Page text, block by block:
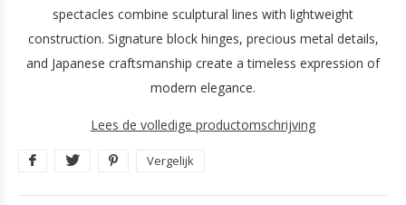
spectacles combine sculptural lines with lightweight
construction. Signature block hinges, precious metal details,
and Japanese craftsmanship create a timeless expression of
modern elegance.
Lees de volledige productomschrijving
Vergelijk